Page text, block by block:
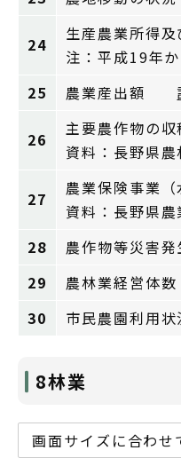
24
生産農業所得
注：平成19年
25
農業産出額
26
主要農作物の
資料：長野県
27
農業保険事業
資料：長野県
28
農作物等災害
29
農林業経営体
30
市民農園利用
8林業
画面サイズに合わせ